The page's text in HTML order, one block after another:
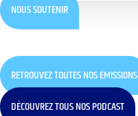
NOUS SOUTENIR
RETROUVEZ TOUTES NOS ÉMISSIONS
DÉCOUVREZ TOUS NOS PODCAST